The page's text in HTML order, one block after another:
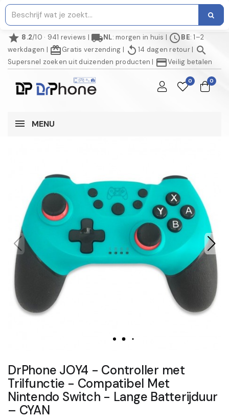
star 8.2/10 · 941 reviews | local_shippingNL: morgen in huis | scheduleBE: 1–2
werkdagen | redeemGratis verzending | replay 14 dagen retour| search
Supersnel zoeken uit duizenden producten | credit_cardVeilig betalen
0 0
MENU
DrPhone JOY4 - Controller met
Trilfunctie - Compatibel Met
Nintendo Switch - Lange Batterijduur
– CYAN